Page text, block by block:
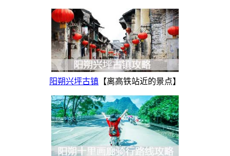
阳朔兴坪古镇 【离高铁站近的景点】